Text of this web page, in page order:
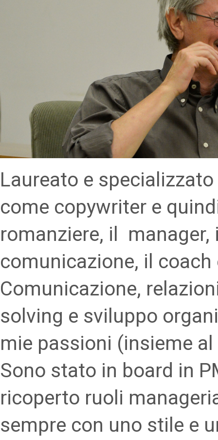
Laureato e
come copywriter e
romanziere, il manager,
comunicazione, il
Comunicazione,
solving e sviluppo
mie passioni (insieme
Sono stato in board in
ricoperto ruoli
sempre con uno stile e